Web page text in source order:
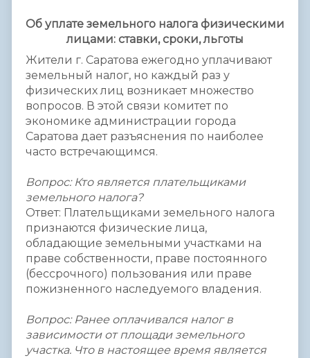
Об уплате земельного налога физическими
лицами: ставки, сроки, льготы
Жители г. Саратова ежегодно уплачивают
земельный налог, но каждый раз у
физических лиц возникает множество
вопросов. В этой связи комитет по
экономике администрации города
Саратова дает разъяснения по наиболее
часто встречающимся.
Вопрос: Кто является плательщиками
земельного налога?
Ответ: Плательщиками земельного налога
признаются физические лица,
обладающие земельными участками на
праве собственности, праве постоянного
(бессрочного) пользования или праве
пожизненного наследуемого владения.
Вопрос: Ранее оплачивался налог в
зависимости от площади земельного
участка. Что в настоящее время является